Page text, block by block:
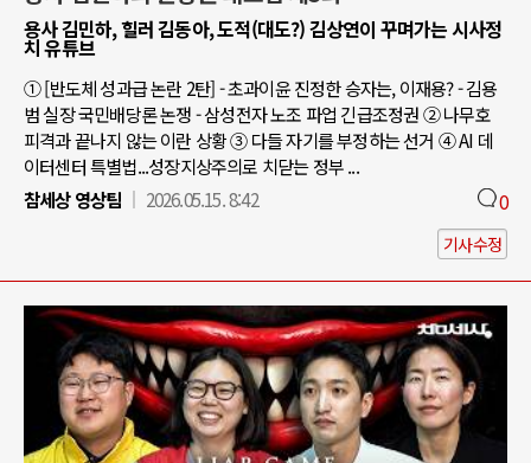
용사 김민하, 힐러 김동아, 도적(대도?) 김상연이 꾸며가는 시사정
치 유튜브
① [반도체 성과급 논란 2탄] - 초과이윤 진정한 승자는, 이재용? - 김용
범 실장 국민배당론 논쟁 - 삼성전자 노조 파업 긴급조정권 ② 나무호
피격과 끝나지 않는 이란 상황 ③ 다들 자기를 부정하는 선거 ④ AI 데
이터센터 특별법...성장지상주의로 치닫는 정부 ...
참세상 영상팀
2026.05.15. 8:42 0
기사수정